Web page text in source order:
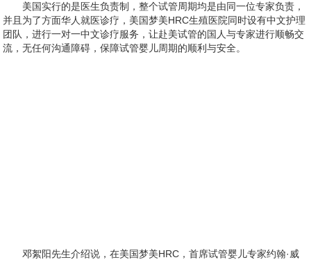
美国实行的是医生负责制，整个试管周期均是由同一位专家负责，
并且为了方面华人就医诊疗，美国梦美HRC生殖医院同时设有中文护理
团队，进行一对一中文诊疗服务，让赴美试管的国人与专家进行顺畅交
流，无任何沟通障碍，保障试管婴儿周期的顺利与安全。
邓絮阳先生介绍说，在美国梦美HRC，首席试管婴儿专家约翰·威